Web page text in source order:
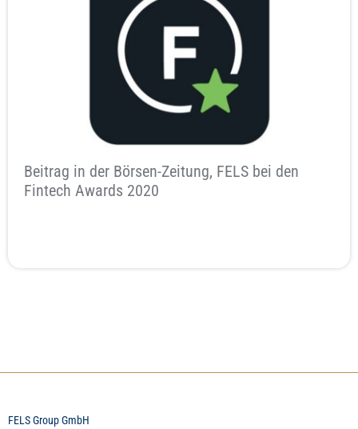
Beitrag in der Börsen-Zeitung, FELS bei den
Fintech Awards 2020
FELS Group GmbH